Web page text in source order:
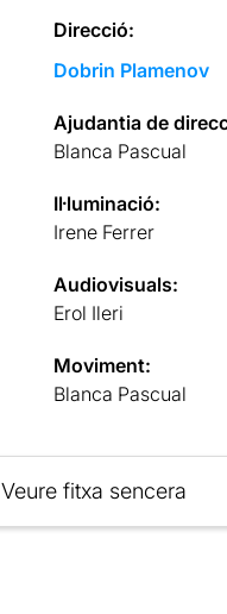
Direcció:
Dobrin Plamenov
Ajudantia de
Blanca Pascual
Il·luminació:
Irene Ferrer
Audiovisuals:
Erol Ileri
Moviment:
Blanca Pascual
Veure fitxa sencera